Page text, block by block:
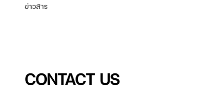
ข่าวสาร
CONTACT US